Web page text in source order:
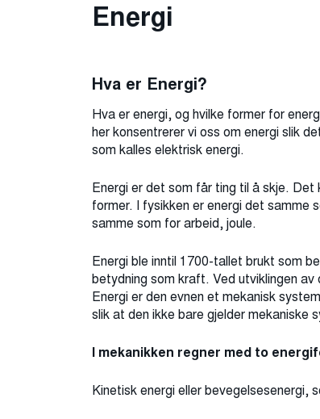
Energi
Hva er Energi?
Hva er energi, og hvilke former for
her konsentrerer vi oss om energi slik
som kalles elektrisk energi.
Energi er det som får ting til å skje.
former. I fysikken er energi det samme
samme som for arbeid, joule.
Energi ble inntil 1700-tallet brukt som
betydning som kraft. Ved utviklingen
Energi er den evnen et mekanisk
slik at den ikke bare gjelder mekaniske
I mekanikken regner med to
Kinetisk energi eller bevegelsesenergi,